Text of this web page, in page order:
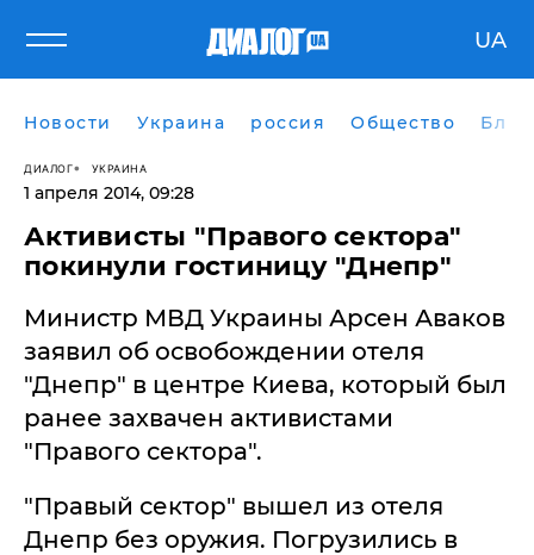
UA
Новости Украина россия Общество
ДИАЛОГ УКРАИНА
1 апреля 2014, 09:28
Активисты "Правого сектора"
покинули гостиницу "Днепр"
Министр МВД Украины Арсен Аваков
заявил об освобождении отеля
"Днепр" в центре Киева, который был
ранее захвачен активистами
"Правого сектора".
"Правый сектор" вышел из отеля
Днепр без оружия. Погрузились в